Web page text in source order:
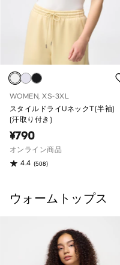
WOMEN, XS-3XL
スタイルドライUネックT(半袖)
(汗取り付き)
¥790
オンライン商品
4.4 (508)
ウォームトップス